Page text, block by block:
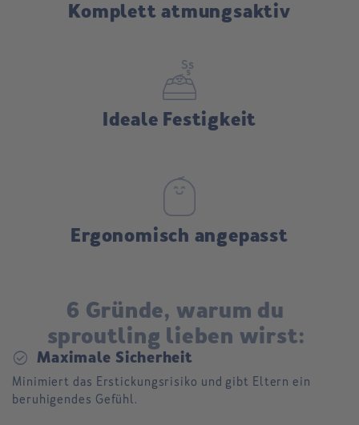
Komplett atmungsaktiv
Ideale Festigkeit
Ergonomisch angepasst
6 Gründe, warum du
sproutling lieben wirst:
check_circle Maximale Sicherheit
Minimiert das Erstickungsrisiko und gibt Eltern ein
beruhigendes Gefühl.